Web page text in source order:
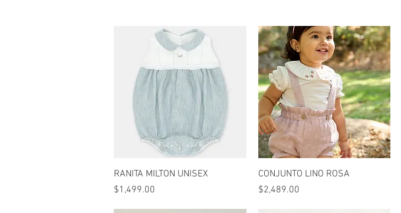
Vista rápida
RANITA MILTON UNISEX
Precio
$1,499.00
Vista rápida
CONJUNTO LINO ROSA
Precio
$2,489.00